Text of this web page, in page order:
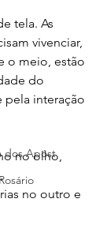
dos Apóst
tela. As
vivenciar,
o meio, estão
do
interação
no olho,
no outro e